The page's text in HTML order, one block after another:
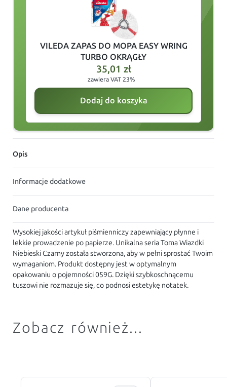
VILEDA ZAPAS DO MOPA EASY WRING
TURBO OKRĄGŁY
35,01 zł
zawiera VAT 23%
Dodaj do koszyka
Opis
Informacje dodatkowe
Dane producenta
Wysokiej jakości artykuł piśmienniczy zapewniający płynne i
lekkie prowadzenie po papierze. Unikalna seria Toma Wiazdki
Niebieski Czarny została stworzona, aby w pełni sprostać Twoim
wymaganiom. Produkt dostępny jest w optymalnym
opakowaniu o pojemności 059G. Dzięki szybkoschnącemu
tuszowi nie rozmazuje się, co podnosi estetykę notatek.
Zobacz również...